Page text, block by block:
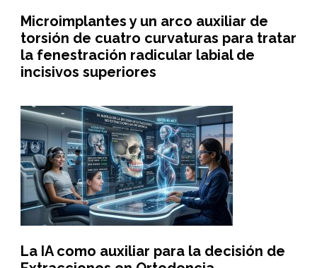
Microimplantes y un arco auxiliar de
torsión de cuatro curvaturas para tratar
la fenestración radicular labial de
incisivos superiores
La IA como auxiliar para la decisión de